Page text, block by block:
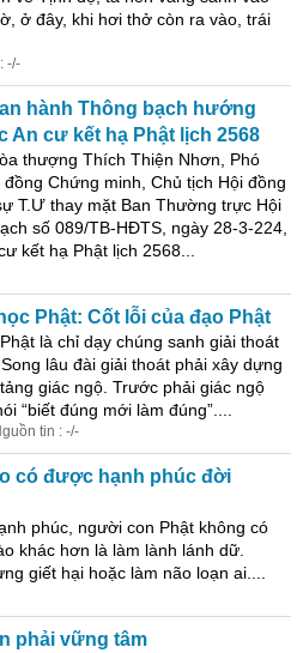
ở đây, khi hơi thở còn ra vào, trái
-/-
hành Thông bạch hướng
An cư kết hạ Phật lịch 2568
thượng Thích Thiện Nhơn, Phó
đồng Chứng minh, Chủ tịch Hội đồng
T.Ư thay mặt Ban Thường trực Hội
số 089/TB-HĐTS, ngày 28-3-224,
kết hạ Phật lịch 2568...
Phật: Cốt lỗi của đạo Phật
là chỉ dạy chúng sanh giải thoát
lâu đài giải thoát phải xây dựng
giác ngộ. Trước phải giác ngộ
“biết đúng mới làm đúng”....
tin : -/-
có được hạnh phúc đời
phúc, người con Phật không có
khác hơn là làm lành lánh dữ.
giết hại hoặc làm não loạn ai....
phải vững tâm